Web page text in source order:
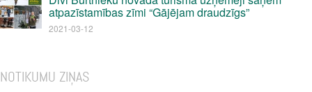
atpazīstamības zīmi “Gājējam draudzīgs”
2021-03-12
NOTIKUMU ZIŅAS